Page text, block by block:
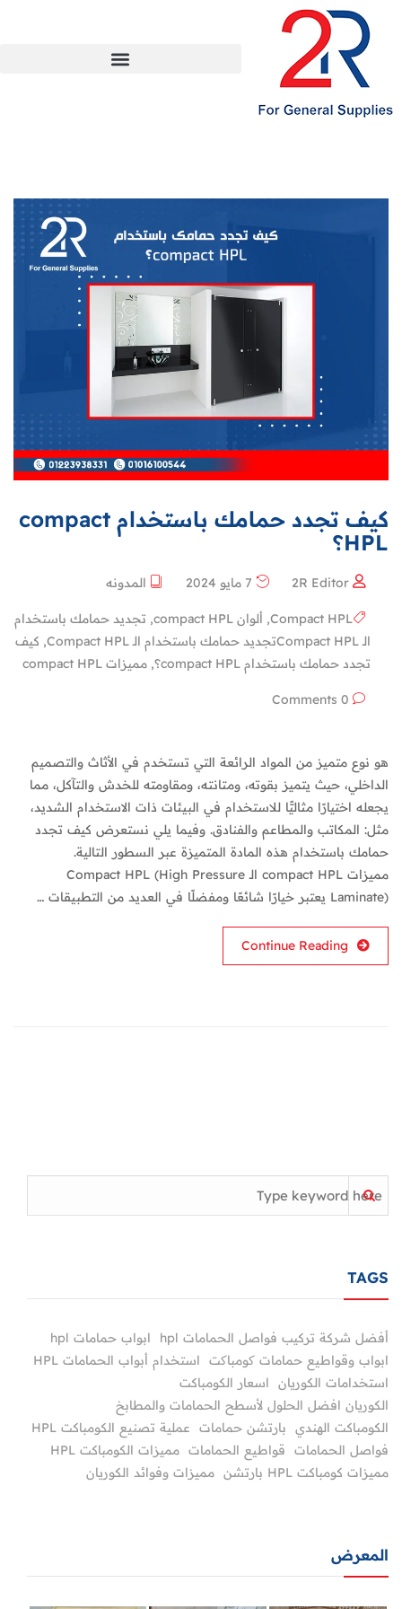
كيف تجدد حمامك باستخدام compact
HPL؟
2R Editor المدونه
Compact HPL
, ألوان compact HPL , تجديد حمامك باستخدام
الـ Compact HPLتجديد حمامك باستخدام الـ Compact HPL
, كيف
تجدد حمامك باستخدام compact HPL؟
, مميزات compact HPL
هو نوع متميز من المواد الرائعة التي تستخدم في الأثاث والتصميم
الداخلي، حيث يتميز بقوته، ومتانته، ومقاومته للخدش والتآكل، مما
يجعله اختيارًا مثاليًّا للاستخدام في البيئات ذات الاستخدام الشديد،
مثل: المكاتب والمطاعم والفنادق. وفيما يلي نستعرض كيف تجدد
حمامك باستخدام هذه المادة المتميزة عبر السطور التالية.
مميزات compact HPL الـ Compact HPL (High Pressure
Laminate) يعتبر خيارًا شائعًا ومفضلًا في العديد من التطبيقات …
Continue Reading
TAGS
أفضل شركة تركيب فواصل الحمامات hpl
ابواب حمامات hpl
ابواب وقواطيع حمامات کومباکت
استخدام أبواب الحمامات HPL
استخدامات الكوريان
اسعار الكومباكت
الكوريان افضل الحلول لأسطح الحمامات والمطابخ
الكومباكت الهندي
بارتشن حمامات
عملية تصنيع الكومباكت HPL
فواصل الحمامات
قواطيع الحمامات مميزات الكومباكت HPL
مميزات كومباكت HPL بارتشن
مميزات وفوائد الكوريان
المعرض